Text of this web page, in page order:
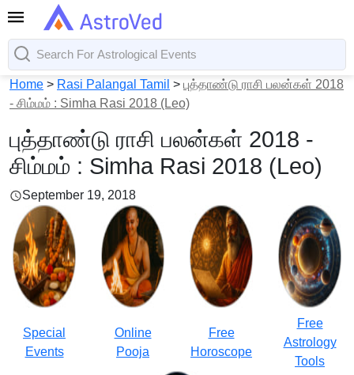
Home > Rasi Palangal Tamil > புத்தாண்டு ராசி பலன்கள் 2018
- சிம்மம் : Simha Rasi 2018 (Leo)
புத்தாண்டு ராசி பலன்கள் 2018 -
சிம்மம் : Simha Rasi 2018 (Leo)
September 19, 2018
Special
Events
Online
Pooja
Free
Horoscope
Free
Astrology
Tools